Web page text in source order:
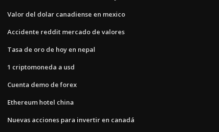
Valor del dolar canadiense en mexico
Accidente reddit mercado de valores
Tasa de oro de hoy en nepal
1 criptomoneda a usd
Cuenta demo de forex
Ethereum hotel china
Nuevas acciones para invertir en canadá